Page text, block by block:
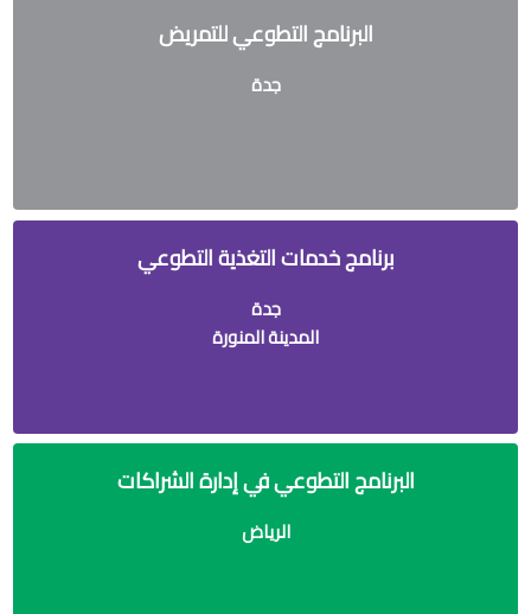
البرنامج التطوعي للتمريض
جدة
برنامج خدمات التغذية التطوعي
جدة
المدينة المنورة
البرنامج التطوعي في إدارة الشراكات
الرياض